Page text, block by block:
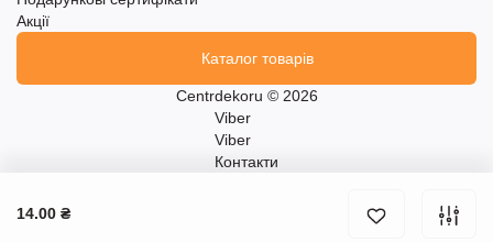
14.00 ₴
Акції
Каталог товарів
Centrdekoru © 2026
Viber
Viber
Контакти